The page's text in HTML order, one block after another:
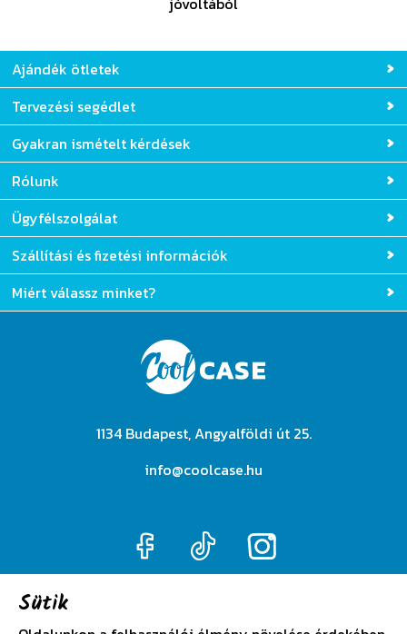
Ajándék ötletek
Tervezési segédlet
Gyakran ismételt kérdések
Rólunk
Ügyfélszolgálat
Szállítási és fizetési információk
Miért válassz minket?
1134 Budapest, Angyalföldi út 25.
info@coolcase.hu
Sütik